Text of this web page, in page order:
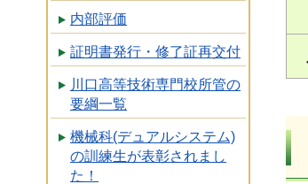
内部評価
証明書発行・修了証再交付
川口高等技術専門校所管の
要綱一覧
機械科(デュアルシステム)
の訓練生が表彰されまし
た！